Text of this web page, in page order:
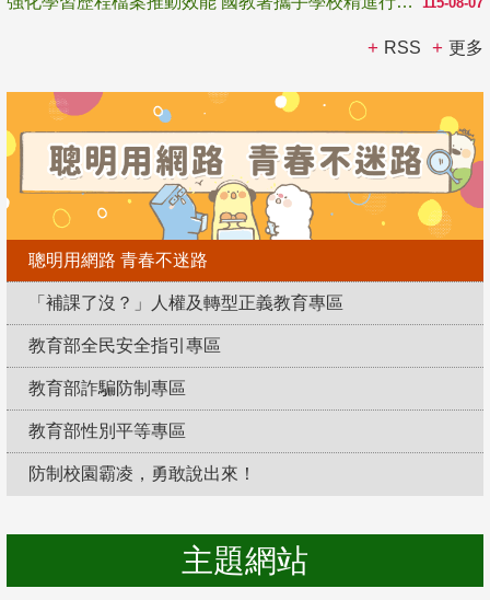
RSS 更多
聰明用網路 青春不迷路
「補課了沒？」人權及轉型正義教育專區
教育部全民安全指引專區
教育部詐騙防制專區
教育部性別平等專區
防制校園霸凌，勇敢說出來！
主題網站